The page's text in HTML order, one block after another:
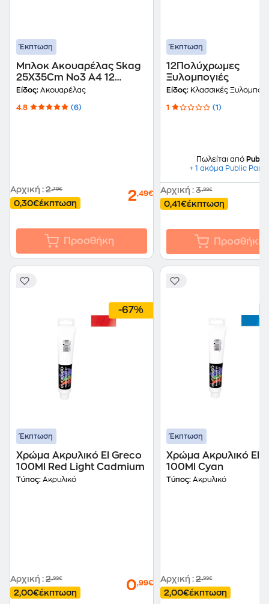
Έκπτωση
Μπλοκ Ακουαρέλας Skag
25Χ35Cm No3 A4 12
Φύλλων
Είδος: Ακουαρέλας
4.8 (6)
Αρχική : 2,79€
0,30€έκπτωση 2,49€
Προσθήκη
Έκπτωση
12Πολύχρωμες
Ξυλομπογιές
Είδος: Κλασσικές
1 (1)
Πωλείται από Public
+ 1 ακόμα Public
Αρχική : 3,99€
0,41€έκπτωση
Προσθήκη
-67%
Έκπτωση
Χρώμα Ακρυλικό El Greco
100Ml Red Light Cadmium
Τύπος: Ακρυλικό
Αρχική : 2,99€
2,00€έκπτωση 0,99€
Έκπτωση
Χρώμα Ακρυλικό El
100Ml Cyan
Τύπος: Ακρυλικό
Αρχική : 2,99€
2,00€έκπτωση